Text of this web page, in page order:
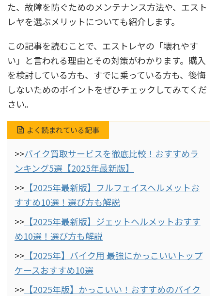
た、故障を防ぐためのメンテナンス方法や、エスト
レヤを選ぶメリットについても紹介します。
この記事を読むことで、エストレヤの「壊れやす
い」と言われる理由とその対策がわかります。購入
を検討している方も、すでに乗っている方も、後悔
しないためのポイントをぜひチェックしてみてくだ
さい。
よく読まれている記事
>>バイク買取サービスを徹底比較！おすすめラ
ンキング5選【2025年最新版】
>> 【2025年最新版】フルフェイスヘルメットお
すすめ10選！選び方も解説
>> 【2025年最新版】ジェットヘルメットおすす
め10選！選び方も解説
>> 【2025年】バイク用 最強にかっこいいトップ
ケースおすすめ10選
>> 【2025年版】かっこいい！おすすめのバイク